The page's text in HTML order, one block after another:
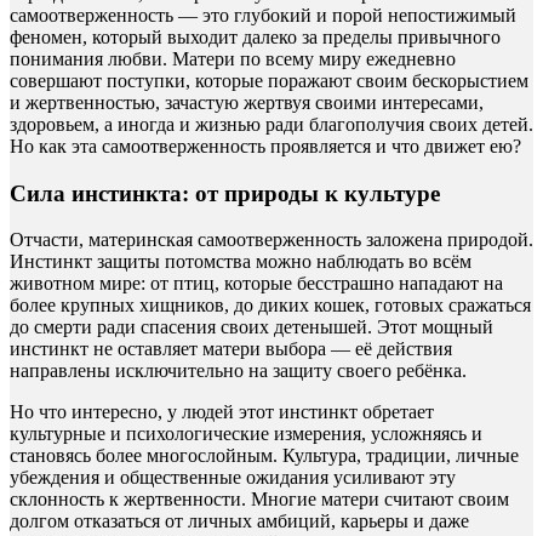
самоотверженность — это глубокий и порой непостижимый
феномен, который выходит далеко за пределы привычного
понимания любви. Матери по всему миру ежедневно
совершают поступки, которые поражают своим бескорыстием
и жертвенностью, зачастую жертвуя своими интересами,
здоровьем, а иногда и жизнью ради благополучия своих детей.
Но как эта самоотверженность проявляется и что движет ею?
Сила инстинкта: от природы к культуре
Отчасти, материнская самоотверженность заложена природой.
Инстинкт защиты потомства можно наблюдать во всём
животном мире: от птиц, которые бесстрашно нападают на
более крупных хищников, до диких кошек, готовых сражаться
до смерти ради спасения своих детенышей. Этот мощный
инстинкт не оставляет матери выбора — её действия
направлены исключительно на защиту своего ребёнка.
Но что интересно, у людей этот инстинкт обретает
культурные и психологические измерения, усложняясь и
становясь более многослойным. Культура, традиции, личные
убеждения и общественные ожидания усиливают эту
склонность к жертвенности. Многие матери считают своим
долгом отказаться от личных амбиций, карьеры и даже